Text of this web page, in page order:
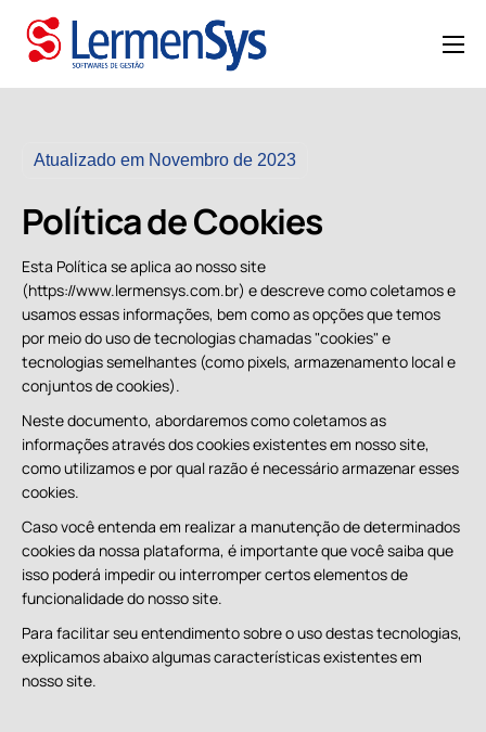
SOLUÇÕES
CASES
BLOG
CONTATO
Atualizado em Novembro de 2023
Política de Cookies
Esta Política se aplica ao nosso site
(https://www.lermensys.com.br) e descreve como coletamos e
usamos essas informações, bem como as opções que temos
por meio do uso de tecnologias chamadas "cookies" e
tecnologias semelhantes (como pixels, armazenamento local e
conjuntos de cookies).
Neste documento, abordaremos como coletamos as
informações através dos cookies existentes em nosso site,
como utilizamos e por qual razão é necessário armazenar esses
cookies.
Caso você entenda em realizar a manutenção de determinados
cookies da nossa plataforma, é importante que você saiba que
isso poderá impedir ou interromper certos elementos de
funcionalidade do nosso site.
Para facilitar seu entendimento sobre o uso destas tecnologias,
explicamos abaixo algumas características existentes em
nosso site.